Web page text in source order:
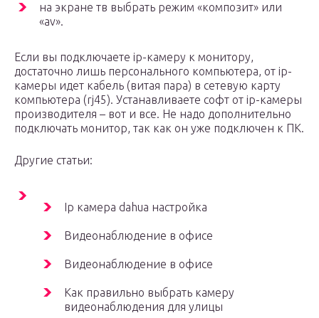
на экране тв выбрать режим «композит» или
«av».
Если вы подключаете ip-камеру к монитору,
достаточно лишь персонального компьютера, от ip-
камеры идет кабель (витая пара) в сетевую карту
компьютера (rj45). Устанавливаете софт от ip-камеры
производителя – вот и все. Не надо дополнительно
подключать монитор, так как он уже подключен к ПК.
Другие статьи:
Ip камера dahua настройка
Видеонаблюдение в офисе
Видеонаблюдение в офисе
Как правильно выбрать камеру
видеонаблюдения для улицы